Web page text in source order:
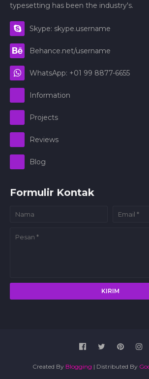
typesetting has been the industry's.
Skype: skype.username
Behance.net/username
WhatsApp: +01 99 8877-6655
Information
Projects
Reviews
Blog
Formulir Kontak
Created By Blogging | Distributed By